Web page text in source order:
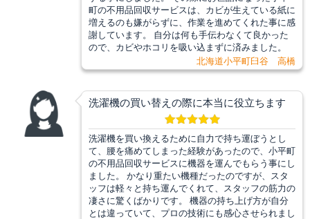
町の不用品回収サービスは、カビが生えている紙に
増えるのも嫌がらずに、作業を進めてくれた事に感
謝しています。 自分は何も手伝わなくて良かった
ので、カビやホコリを吸い込まずに済みました。
北海道小平町臼谷 高橋
洗濯機の買い替えの際に本当に役立ちます
洗濯機を買い換えるために自力で持ち運ぼうとし
て、腰を痛めてしまった経験があったので、小平町
の不用品回収サービスに機器を運んでもらう事にし
ました。 かなり重たい機種だったのですが、スタ
ッフは軽々と持ち運んでくれて、スタッフの筋力の
凄さに驚くばかりです。 機器の持ち上げ方が自分
とは違っていて、プロの技術にも感心させられまし